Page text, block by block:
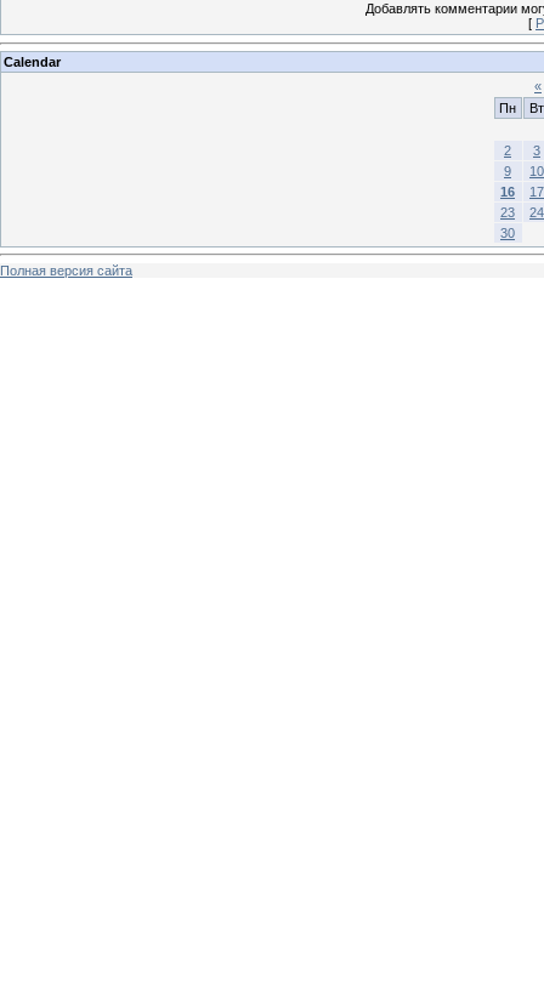
Добавлять комментарии
[
Calendar
«
Пн
Вт
2
3
9
10
16
17
23
24
30
Полная версия сайта